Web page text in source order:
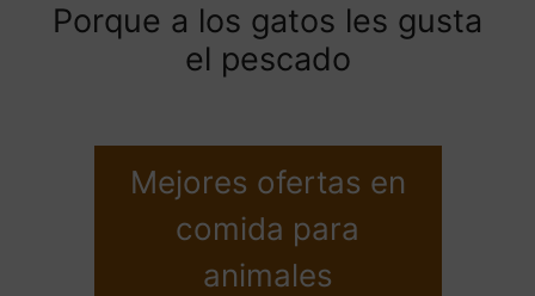
Porque a los gatos les gusta
el pescado
Mejores ofertas en
comida para
animales